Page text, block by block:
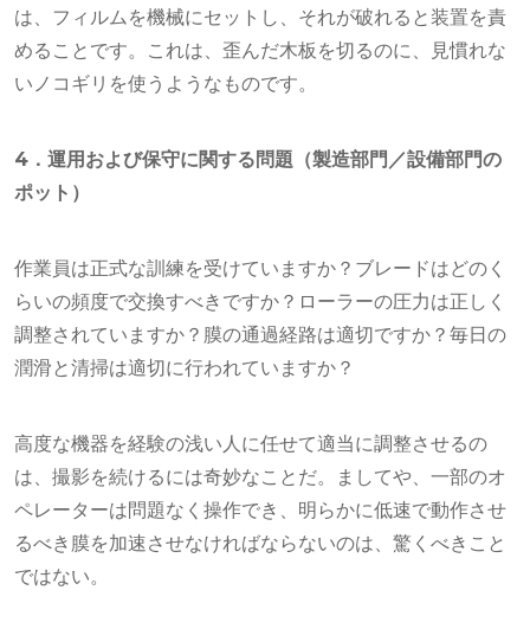
は、フィルムを機械にセットし、それが破れると装置を責
めることです。これは、歪んだ木板を切るのに、見慣れな
いノコギリを使うようなものです。
4．運用および保守に関する問題（製造部門／設備部門の
ポット）
作業員は正式な訓練を受けていますか？ブレードはどのく
らいの頻度で交換すべきですか？ローラーの圧力は正しく
調整されていますか？膜の通過経路は適切ですか？毎日の
潤滑と清掃は適切に行われていますか？
高度な機器を経験の浅い人に任せて適当に調整させるの
は、撮影を続けるには奇妙なことだ。ましてや、一部のオ
ペレーターは問題なく操作でき、明らかに低速で動作させ
るべき膜を加速させなければならないのは、驚くべきこと
ではない。